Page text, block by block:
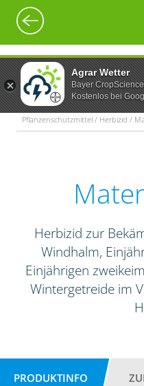
Agrar Wetter
Bayer
Kostenlos bei
Pflanzenschutzmittel / Herbizid /
Herbizid zur
Windhalm,
Einjährigen
Wintergetreide im
PRODUKTINFO